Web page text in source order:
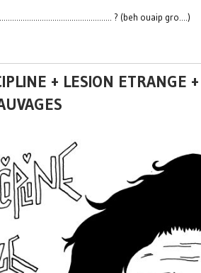
? (beh ouaip gro....)
+ LESION ETRANGE +